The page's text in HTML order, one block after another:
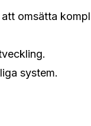
omsätta
system.